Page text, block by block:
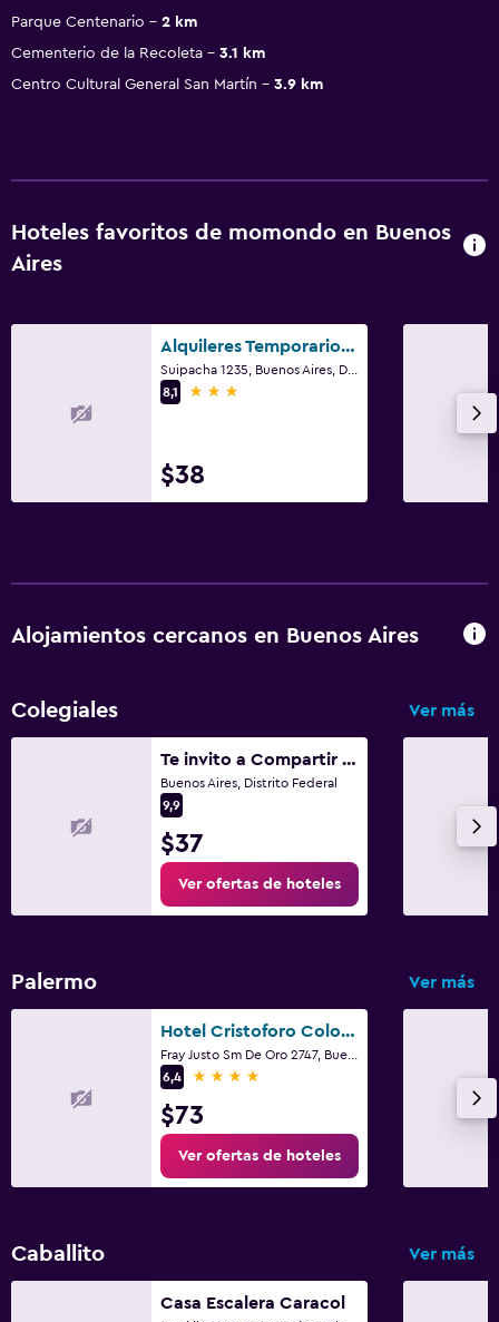
Parque Centenario
2 km
Cementerio de la Recoleta
3.1 km
Centro Cultural General San Martín
3.9 km
Hoteles favoritos de momondo en Buenos
Aires
Alquileres Temporarios by Clh Rentals
8,1
3 estrellas
$38
Alojamientos cercanos en Buenos Aires
Colegiales Ver más
Te invito a Compartir mi Depto. Artlovers. Solo Damas.
Buenos Aires, Distrito Federal
9,9
$37
Ver ofertas de hoteles
Palermo Ver más
Hotel Cristoforo Colombo
6,4
4 estrellas
$73
Ver ofertas de hoteles
Caballito Ver más
Casa Escalera Caracol